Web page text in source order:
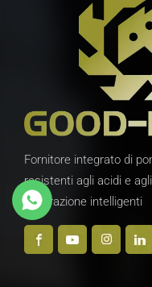
Fornitore integrato di
resistenti agli acidi e
di filtrazione intelligenti